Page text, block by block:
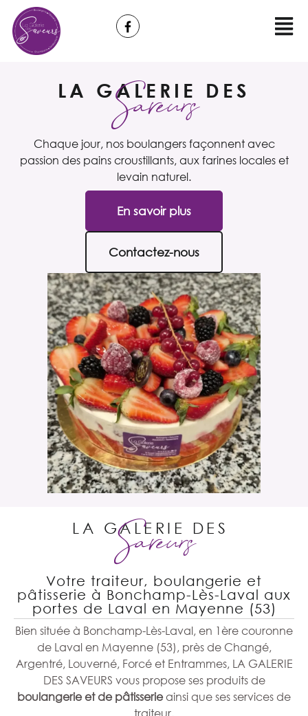
LA GALERIE DES
Saveurs
Chaque jour, nos boulangers façonnent avec
passion des pains croustillants, aux farines locales et
levain naturel.
En savoir plus
Contactez-nous
LA GALERIE DES
Saveurs
Votre traiteur, boulangerie et
pâtisserie à Bonchamp-Lès-Laval aux
portes de Laval en Mayenne (53)
Bien située à Bonchamp-Lès-Laval, en 1ère couronne
de Laval en Mayenne (53), près de Changé,
Argentré, Louverné, Forcé et Entrammes, LA GALERIE
DES SAVEURS vous propose ses produits de
boulangerie et de pâtisserieainsi que ses services de
traiteur.